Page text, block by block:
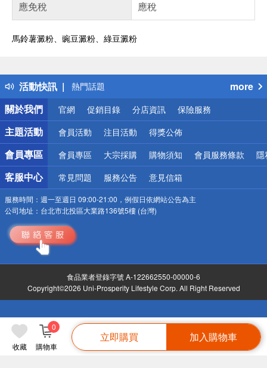
收藏 購物車
0
立即購買 加入購物車
應免稅
應稅
馬鈴薯澱粉、豌豆澱粉、綠豆澱粉
活動快訊
得獎公告
熱門話題
銀行優惠
偏遠地區配送
詐騙網頁！請小心！
more
關於我們
官網 促銷目錄 分店資訊 保險服務
主題活動 會員活動 注目活動 得獎公佈
會員專區 會員專區 大宗採購 購物須知 會員服務條款 隱
客服中心 常見問題 服務公告 意見信箱
服務時間： 週一至週日 09:00-21:00，例假日依網站公告為主
公司地址： 台北市北投區大業路136號5樓 (台灣)
食品業者登錄字號 A-122662550-00000-6
Copyright©2026 Uni-Prosperity Lifestyle Corp. All Right Reserved